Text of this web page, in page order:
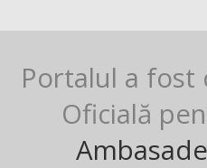
Portalul a fost
Oficială